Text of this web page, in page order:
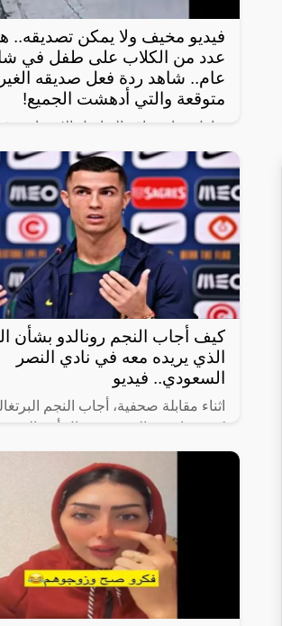
فيديو مخيف ولا يمكن تصديقه..
عدد من الكلاب على طفل في
عام.. شاهد ردة فعل صديقه الغير
متوقعة والتي أدهشت الجميع!
تداول رواد مواقع التواصل الاجتماعي
مروع يظهر هجوم عدد من الكلاب
أثناء سيره في شارع عام برفقة
كيف أجاب النجم رونالدو بشأن
الذي يريده معه في نادي النصر
السعودي.. فيديو
اثناء مقابلة صحفية، أجاب النجم
كريستيانو رونالدو عن سؤال أحد
حول اللاعب الذي يرغب في رؤيته
النصر، فأجاب رونالدو ضاحكًا “أختارك